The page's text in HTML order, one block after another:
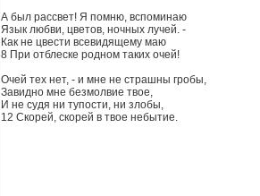
А был рассвет! Я помню, вспоминаю
Язык любви, цветов, ночных лучей. -
Как не цвести всевидящему маю
8 При отблеске родном таких очей!
Очей тех нет, - и мне не страшны гробы,
Завидно мне безмолвие твое,
И не судя ни тупости, ни злобы,
12 Скорей, скорей в твое небытие.